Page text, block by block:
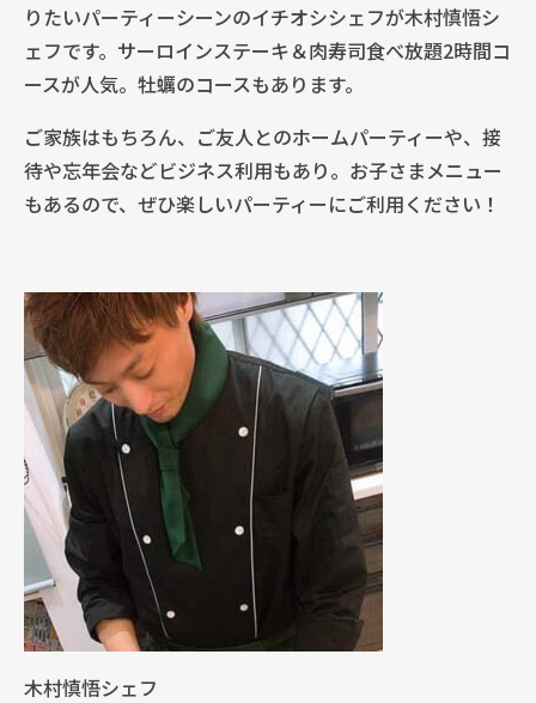
りたいパーティーシーンのイチオシシェフが木村慎悟シ
ェフです。サーロインステーキ＆肉寿司食べ放題2時間コ
ースが人気。牡蠣のコースもあります。
ご家族はもちろん、ご友人とのホームパーティーや、接
待や忘年会などビジネス利用もあり。お子さまメニュー
もあるので、ぜひ楽しいパーティーにご利用ください！
木村慎悟シェフ